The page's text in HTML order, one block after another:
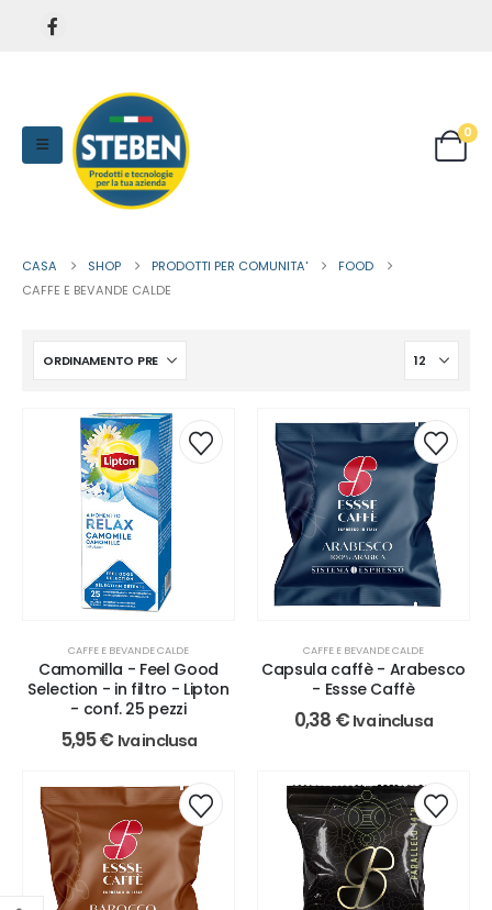
0
CASA SHOP PRODOTTI PER COMUNITA'
FOOD
CAFFE E BEVANDE CALDE
CAFFE E BEVANDE CALDE
Camomilla - Feel Good
Selection - in filtro - Lipton
- conf. 25 pezzi
5,95€ Iva inclusa
CAFFE E BEVANDE CALDE
Capsula caffè - Arabesco
- Essse Caffè
0,38 € Iva inclusa